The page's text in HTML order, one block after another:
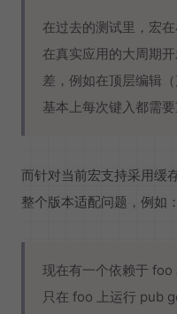
在过去的测试里，宏
在真实应用的大周期
差，例如在顶层编辑
基本上每次键入都需
而针对当前宏支持采用缓
整个版本适配问题，例如：
现在有一个依赖于 foo
只在 foo 上运行 pub